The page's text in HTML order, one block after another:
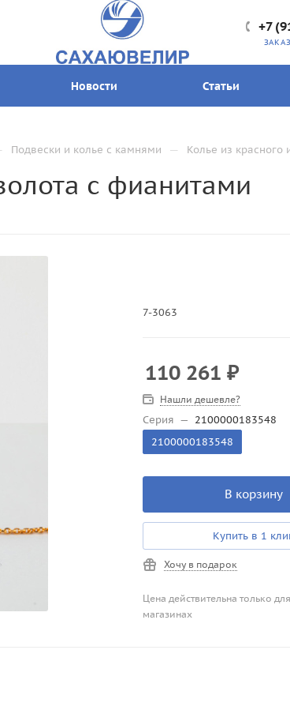
+7
Новости Статьи
Подвески и колье с камнями — Колье из красного
с фианитами
7-3063
110 261 ₽
Нашли дешевле?
Серия — 2100000183548
2100000183548
В корзину
Купить в 1
Хочу в подарок
Цена действительна только
магазинах